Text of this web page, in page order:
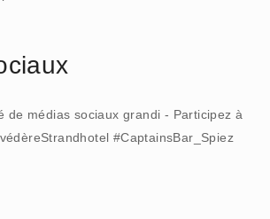
de médias sociaux grandi - Participez à
#CaptainsBar_Spiez